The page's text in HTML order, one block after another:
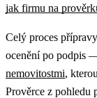
jak firmu na
Celý proces
ocenění po podpis
nemovitostmi,
Prověrce z pohledu